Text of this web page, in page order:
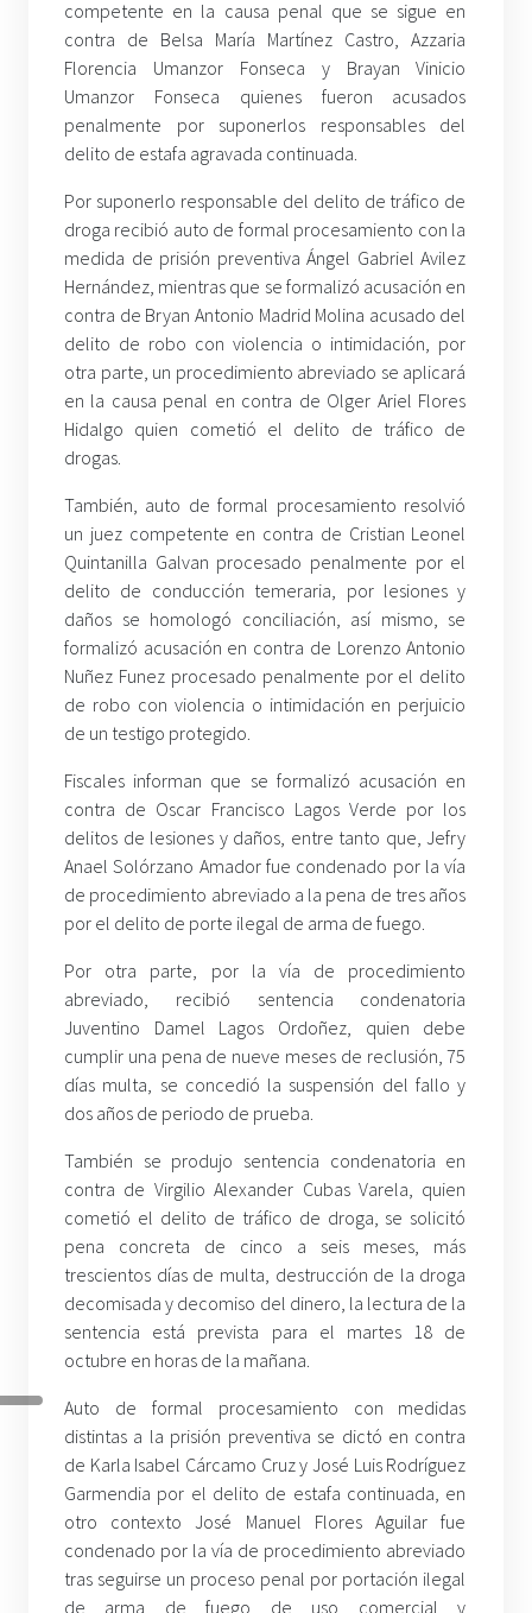
competente en la causa penal que se sigue en
contra de Belsa María Martínez Castro, Azzaria
Florencia Umanzor Fonseca y Brayan Vinicio
Umanzor Fonseca quienes fueron acusados
penalmente por suponerlos responsables del
delito de estafa agravada continuada.
Por suponerlo responsable del delito de tráfico de
droga recibió auto de formal procesamiento con la
medida de prisión preventiva Ángel Gabriel Avilez
Hernández, mientras que se formalizó acusación en
contra de Bryan Antonio Madrid Molina acusado del
delito de robo con violencia o intimidación, por
otra parte, un procedimiento abreviado se aplicará
en la causa penal en contra de Olger Ariel Flores
Hidalgo quien cometió el delito de tráfico de
drogas.
También, auto de formal procesamiento resolvió
un juez competente en contra de Cristian Leonel
Quintanilla Galvan procesado penalmente por el
delito de conducción temeraria, por lesiones y
daños se homologó conciliación, así mismo, se
formalizó acusación en contra de Lorenzo Antonio
Nuñez Funez procesado penalmente por el delito
de robo con violencia o intimidación en perjuicio
de un testigo protegido.
Fiscales informan que se formalizó acusación en
contra de Oscar Francisco Lagos Verde por los
delitos de lesiones y daños, entre tanto que, Jefry
Anael Solórzano Amador fue condenado por la vía
de procedimiento abreviado a la pena de tres años
por el delito de porte ilegal de arma de fuego.
Por otra parte, por la vía de procedimiento
abreviado, recibió sentencia condenatoria
Juventino Damel Lagos Ordoñez, quien debe
cumplir una pena de nueve meses de reclusión, 75
días multa, se concedió la suspensión del fallo y
dos años de periodo de prueba.
También se produjo sentencia condenatoria en
contra de Virgilio Alexander Cubas Varela, quien
cometió el delito de tráfico de droga, se solicitó
pena concreta de cinco a seis meses, más
trescientos días de multa, destrucción de la droga
decomisada y decomiso del dinero, la lectura de la
sentencia está prevista para el martes 18 de
octubre en horas de la mañana.
Auto de formal procesamiento con medidas
distintas a la prisión preventiva se dictó en contra
de Karla Isabel Cárcamo Cruz y José Luis Rodríguez
Garmendia por el delito de estafa continuada, en
otro contexto José Manuel Flores Aguilar fue
condenado por la vía de procedimiento abreviado
tras seguirse un proceso penal por portación ilegal
de arma de fuego de uso comercial y